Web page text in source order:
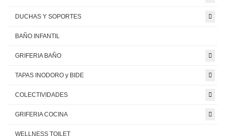
DUCHAS Y SOPORTES
BAÑO INFANTIL
GRIFERIA BAÑO
TAPAS INODORO y BIDE
COLECTIVIDADES
GRIFERIA COCINA
WELLNESS TOILET